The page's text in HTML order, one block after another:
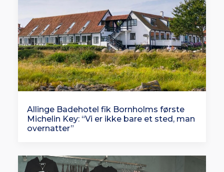
Allinge Badehotel fik Bornholms første
Michelin Key: “Vi er ikke bare et sted, man
overnatter”